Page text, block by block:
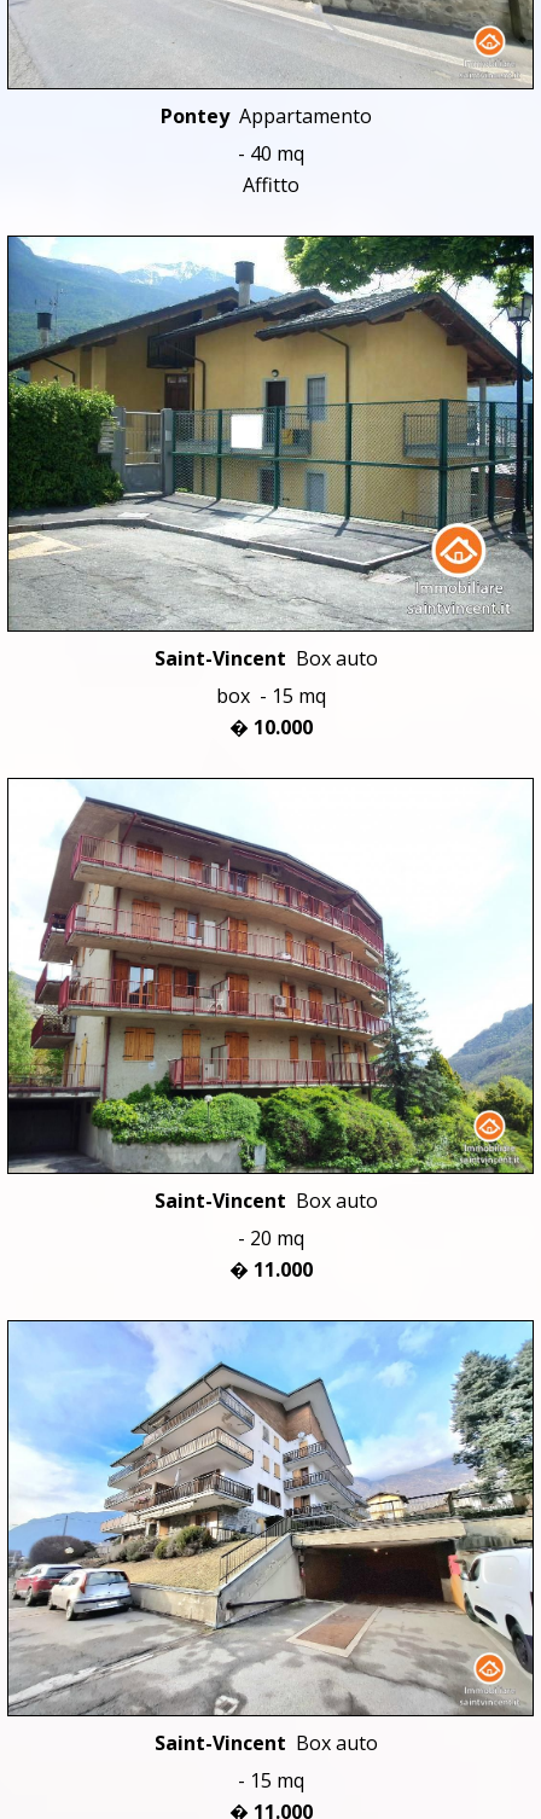
PonteyAppartamento
- 40 mq
Affitto
Saint-Vincent Box auto
box - 15 mq
� 10.000
Saint-Vincent Box auto
- 20 mq
� 11.000
Saint-Vincent Box auto
- 15 mq
� 11.000